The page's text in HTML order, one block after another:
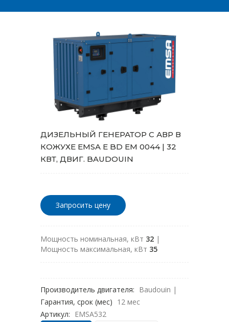
ДИЗЕЛЬНЫЙ ГЕНЕРАТОР С АВР В
КОЖУХЕ EMSA E BD EM 0044 | 32
КВТ, ДВИГ. BAUDOUIN
Запросить цену
Мощность номинальная, кВт 32 |
Мощность максимальная, кВт 35
Производитель двигателя: Baudouin |
Гарантия, срок (мес) 12 мес
Артикул:
EMSA532